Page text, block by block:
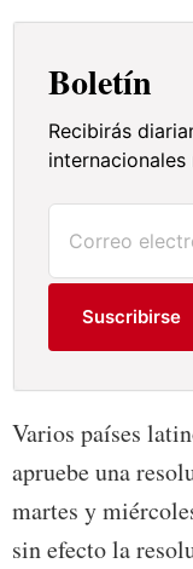
Boletín
Recibirás
Suscribirse
Varios países
apruebe una
martes y
sin efecto la